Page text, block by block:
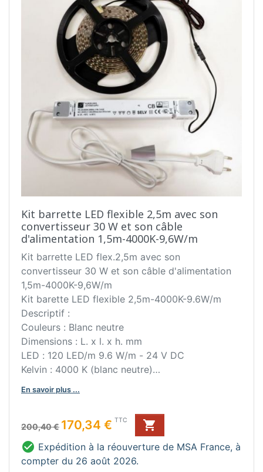
Kit barrette LED flexible 2,5m avec son
convertisseur 30 W et son câble
d'alimentation 1,5m-4000K-9,6W/m
Kit barrette LED flex.2,5m avec son
convertisseur 30 W et son câble d'alimentation
1,5m-4000K-9,6W/m
Kit barette LED flexible 2,5m-4000K-9.6W/m
Descriptif :
Couleurs : Blanc neutre
Dimensions : L. x l. x h. mm
LED : 120 LED/m 9.6 W/m - 24 V DC
Kelvin : 4000 K (blanc neutre)
Classe III IP44
Fixation par double face en applique, sur le plan
de travail, socle ou crédence.
Câble d'alimentation de la led: 1,5 m (avec 1 fiche
de connexion)
Bon à savoir :
Kit complet : Convertisseur IP44 30 W, câble
En savoir plus ...
Prix de base
200,40 €
Prix 170,34 € TTC

 Expédition à la réouverture de MSA France, à
compter du 26 août 2026.